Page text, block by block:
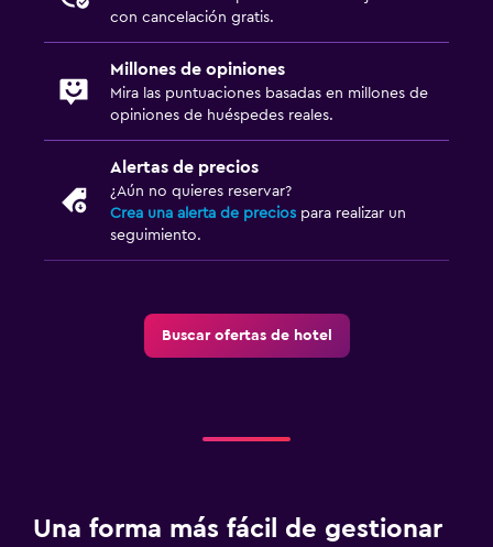
con cancelación gratis.
Millones de opiniones
Mira las puntuaciones basadas en millones de
opiniones de huéspedes reales.
Alertas de precios
¿Aún no quieres reservar?
Crea una alerta de precios para realizar un
seguimiento.
Buscar ofertas de hotel
Una forma más fácil de gestionar